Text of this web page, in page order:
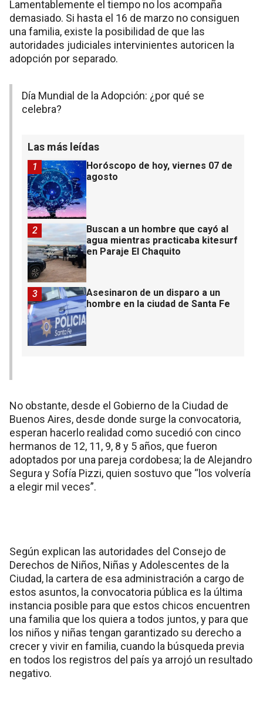
Lamentablemente el tiempo no los acompaña
demasiado. Si hasta el 16 de marzo no consiguen
una familia, existe la posibilidad de que las
autoridades judiciales intervinientes autoricen la
adopción por separado.
Día Mundial de la Adopción: ¿por qué se
celebra?
Las más leídas
Horóscopo de hoy, viernes 07 de
agosto
1
Buscan a un hombre que cayó al
agua mientras practicaba kitesurf
en Paraje El Chaquito
2
Asesinaron de un disparo a un
hombre en la ciudad de Santa Fe
3
No obstante, desde el Gobierno de la Ciudad de
Buenos Aires, desde donde surge la convocatoria,
esperan hacerlo realidad como sucedió con cinco
hermanos de 12, 11, 9, 8 y 5 años, que fueron
adoptados por una pareja cordobesa; la de Alejandro
Segura y Sofía Pizzi, quien sostuvo que “los volvería
a elegir mil veces”.
Según explican las autoridades del Consejo de
Derechos de Niños, Niñas y Adolescentes de la
Ciudad, la cartera de esa administración a cargo de
estos asuntos, la convocatoria pública es la última
instancia posible para que estos chicos encuentren
una familia que los quiera a todos juntos, y para que
los niños y niñas tengan garantizado su derecho a
crecer y vivir en familia, cuando la búsqueda previa
en todos los registros del país ya arrojó un resultado
negativo.